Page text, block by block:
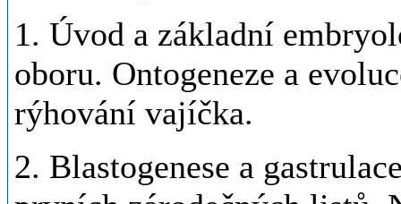
1. Úvod a základní
oboru. Ontogeneze a
rýhování vajíčka.
2. Blastogenese a